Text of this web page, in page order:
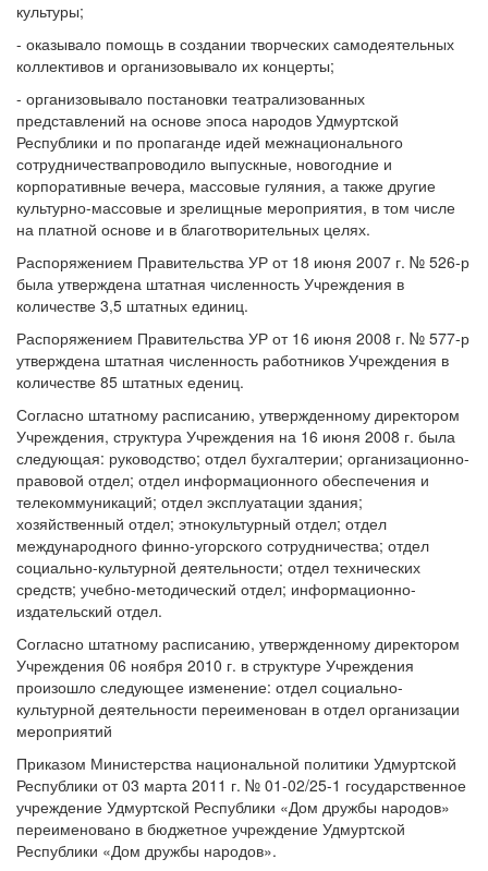
культуры;
- оказывало помощь в создании творческих самодеятельных
коллективов и организовывало их концерты;
- организовывало постановки театрализованных
представлений на основе эпоса народов Удмуртской
Республики и по пропаганде идей межнационального
сотрудничествапроводило выпускные, новогодние и
корпоративные вечера, массовые гуляния, а также другие
культурно-массовые и зрелищные мероприятия, в том числе
на платной основе и в благотворительных целях.
Распоряжением Правительства УР от 18 июня 2007 г. № 526-р
была утверждена штатная численность Учреждения в
количестве 3,5 штатных единиц.
Распоряжением Правительства УР от 16 июня 2008 г. № 577-р
утверждена штатная численность работников Учреждения в
количестве 85 штатных едениц.
Согласно штатному расписанию, утвержденному директором
Учреждения, структура Учреждения на 16 июня 2008 г. была
следующая: руководство; отдел бухгалтерии; организационно-
правовой отдел; отдел информационного обеспечения и
телекоммуникаций; отдел эксплуатации здания;
хозяйственный отдел; этнокультурный отдел; отдел
международного финно-угорского сотрудничества; отдел
социально-культурной деятельности; отдел технических
средств; учебно-методический отдел; информационно-
издательский отдел.
Согласно штатному расписанию, утвержденному директором
Учреждения 06 ноября 2010 г. в структуре Учреждения
произошло следующее изменение: отдел социально-
культурной деятельности переименован в отдел организации
мероприятий
Приказом Министерства национальной политики Удмуртской
Республики от 03 марта 2011 г. № 01-02/25-1 государственное
учреждение Удмуртской Республики «Дом дружбы народов»
переименовано в бюджетное учреждение Удмуртской
Республики «Дом дружбы народов».